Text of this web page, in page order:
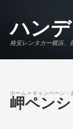
ハン
格安レンタカー横浜、
現在地
ホーム » キャンペーン・
岬ペン